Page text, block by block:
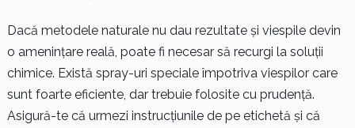
Dacă metodele naturale nu dau rezultate și viespile devin
o amenințare reală, poate fi necesar să recurgi la soluții
chimice. Există spray-uri speciale împotriva viespilor care
sunt foarte eficiente, dar trebuie folosite cu prudență.
Asigură-te că urmezi instrucțiunile de pe etichetă și că